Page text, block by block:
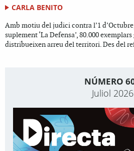
CARLA BENITO
Amb motiu del judici contra l’1
suplement ‘La Defensa’, 80.000
distribueixen arreu del territori. Des del
NÚMERO
Juliol 2026